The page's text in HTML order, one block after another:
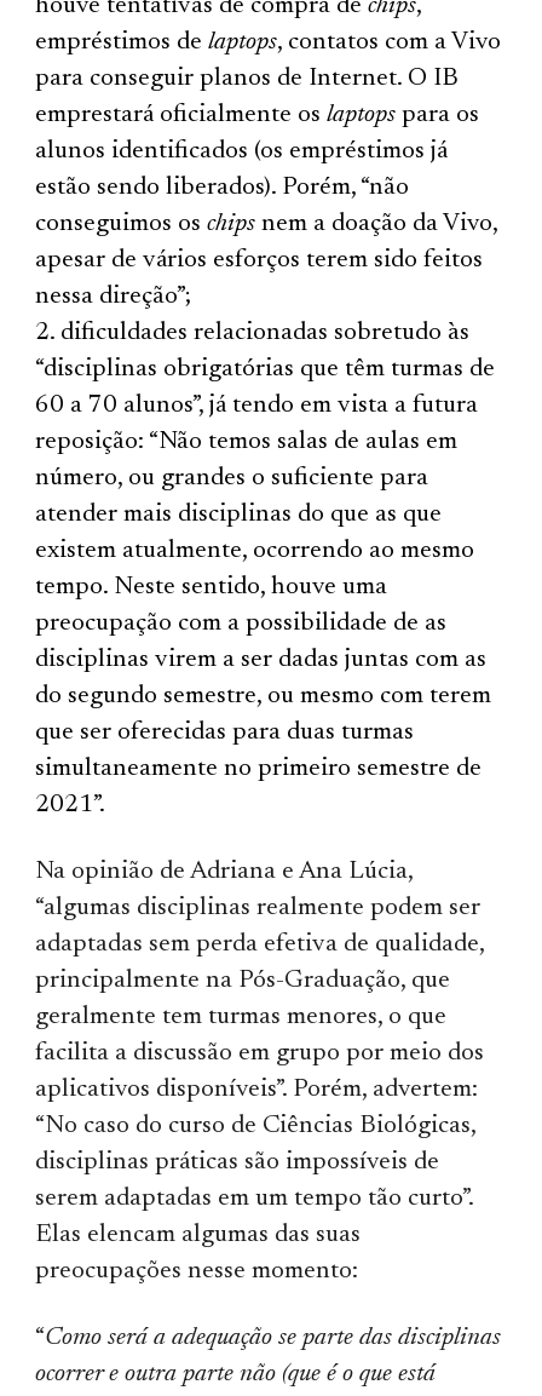
houve tentativas de compra dechips,
empréstimos delaptops, contatos com a Vivo
para conseguir planos de Internet. O IB
emprestará oficialmente oslaptops para os
alunos identificados (os empréstimos já
estão sendo liberados). Porém, “não
conseguimos oschips nem a doação da Vivo,
apesar de vários esforços terem sido feitos
nessa direção”;
dificuldades relacionadas sobretudo às
“disciplinas obrigatórias que têm turmas de
60 a 70 alunos”, já tendo em vista a futura
reposição: “Não temos salas de aulas em
número, ou grandes o suficiente para
atender mais disciplinas do que as que
existem atualmente, ocorrendo ao mesmo
tempo. Neste sentido, houve uma
preocupação com a possibilidade de as
disciplinas virem a ser dadas juntas com as
do segundo semestre, ou mesmo com terem
que ser oferecidas para duas turmas
simultaneamente no primeiro semestre de
2021”.
Na opinião de Adriana e Ana Lúcia,
“algumas disciplinas realmente podem ser
adaptadas sem perda efetiva de qualidade,
principalmente na Pós-Graduação, que
geralmente tem turmas menores, o que
facilita a discussão em grupo por meio dos
aplicativos disponíveis”. Porém, advertem:
“No caso do curso de Ciências Biológicas,
disciplinas práticas são impossíveis de
serem adaptadas em um tempo tão curto”.
Elas elencam algumas das suas
preocupações nesse momento:
“Como será a adequação se parte das disciplinas
ocorrer e outra parte não (que é o que está